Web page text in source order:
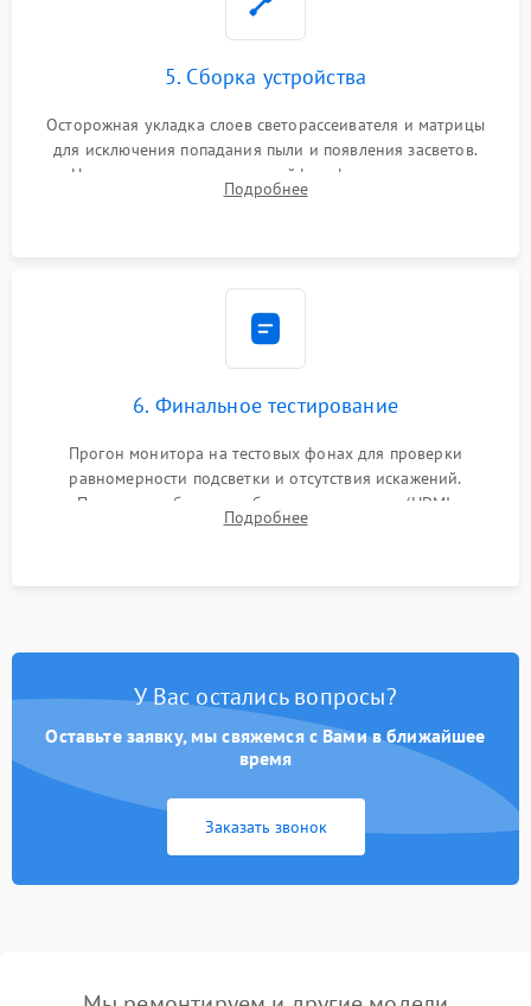
5. Сборка устройства
Осторожная укладка слоев светорассеивателя и матрицы
для исключения попадания пыли и появления засветов.
Надежное подключение шлейфов, фиксация плат и
аккуратное защелкивание пластикового корпуса монитора.
Подробнее
6. Финальное тестирование
Прогон монитора на тестовых фонах для проверки
равномерности подсветки и отсутствия искажений.
Проверка работоспособности всех портов (HDMI,
DisplayPort, VGA) и кнопок управления под нагрузкой в
Подробнее
У Вас остались вопросы?
Оставьте заявку, мы свяжемся с Вами в ближайшее
время
Заказать звонок